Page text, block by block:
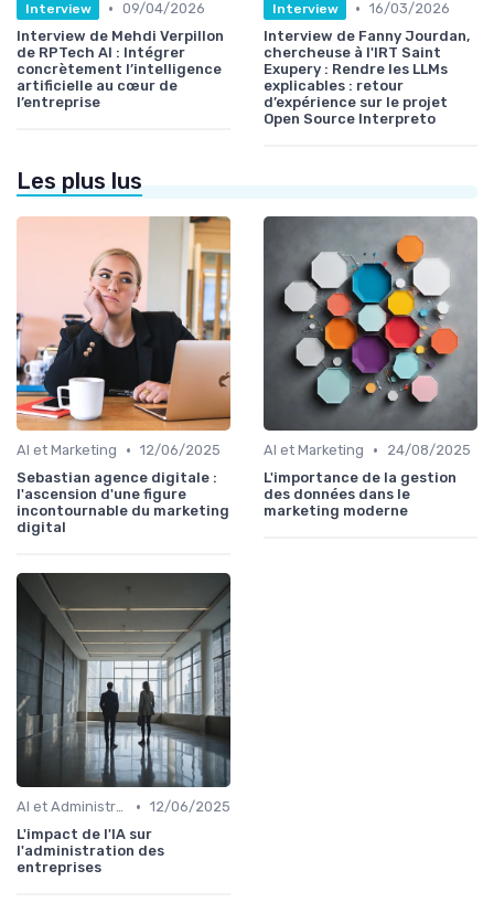
Interview • 09/04/2026
Interview de Mehdi Verpillon
de RPTech AI : Intégrer
concrètement l’intelligence
artificielle au cœur de
l’entreprise
Interview • 16/03/2026
Interview de Fanny Jourdan,
chercheuse à l'IRT Saint
Exupery : Rendre les LLMs
explicables : retour
d’expérience sur le projet
Open Source Interpreto
Les plus lus
AI et Marketing • 12/06/2025
Sebastian agence digitale :
l'ascension d'une figure
incontournable du marketing
digital
AI et Marketing •
24/08/2025
L'importance de la gestion
des données dans le
marketing moderne
AI et Administration • 12/06/2025
L'impact de l'IA sur
l'administration des
entreprises